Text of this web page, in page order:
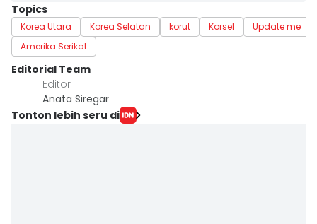
Topics
Korea Utara Korea Selatan korut Korsel
Update me
Amerika Serikat
Editorial Team
Editor
Anata Siregar
Tonton lebih seru di